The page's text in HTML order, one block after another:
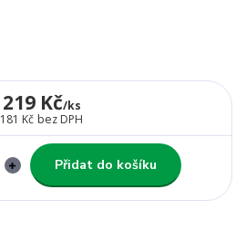
219 Kč/ks
181 Kč bez DPH
Přidat do košíku